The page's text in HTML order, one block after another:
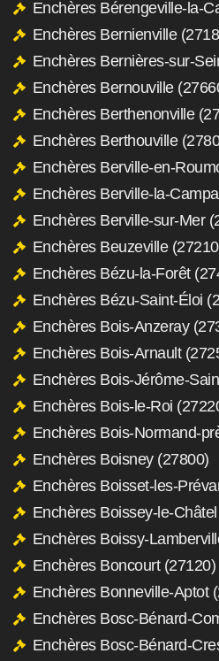
Enchères Bérengeville-la-
Enchères Bernienville
Enchères Bernières-sur-
Enchères Bernouville
Enchères Berthenonville
Enchères Berthouville
Enchères Berville-en-
Enchères Berville-la-
Enchères Berville-sur-Mer
Enchères Beuzeville
Enchères Bézu-la-Forêt
Enchères Bézu-Saint-Éloi
Enchères Bois-Anzeray
Enchères Bois-Arnault
Enchères Bois-Jérôme-
Enchères Bois-le-Roi
Enchères Bois-Normand-
Enchères Boisney (27800)
Enchères Boisset-les-
Enchères Boissey-le-
Enchères Boissy-
Enchères Boncourt (27120)
Enchères Bonneville-Aptot
Enchères Bosc-Bénard-
Enchères Bosc-Bénard-